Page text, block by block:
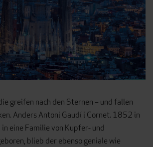
greifen nach den Sternen – und fallen
Anders Antoni Gaudí i Cornet. 1852 in
in eine Familie von Kupfer- und
blieb der ebenso geniale wie